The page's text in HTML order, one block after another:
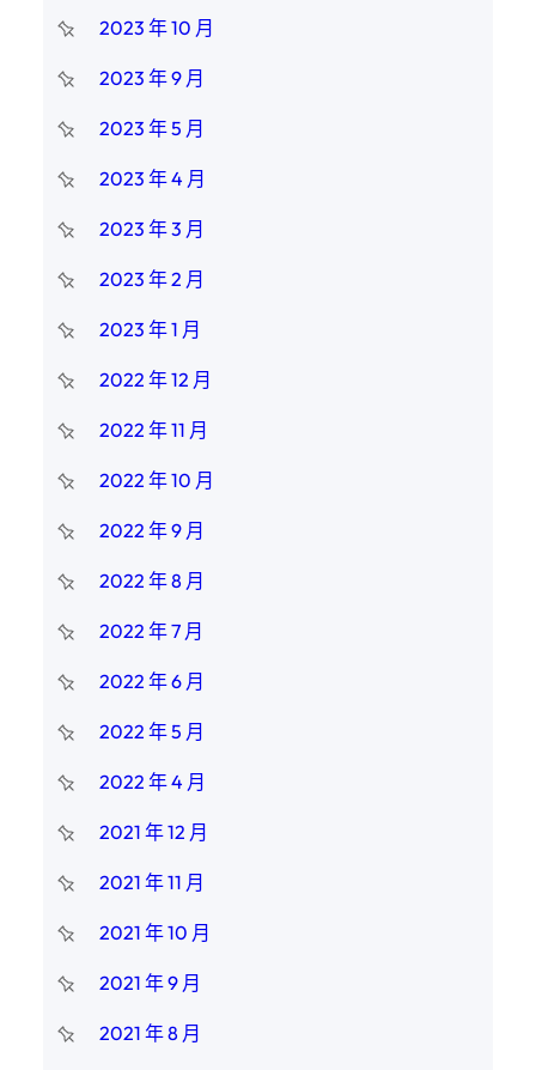
2023 年 10 月
2023 年 9 月
2023 年 5 月
2023 年 4 月
2023 年 3 月
2023 年 2 月
2023 年 1 月
2022 年 12 月
2022 年 11 月
2022 年 10 月
2022 年 9 月
2022 年 8 月
2022 年 7 月
2022 年 6 月
2022 年 5 月
2022 年 4 月
2021 年 12 月
2021 年 11 月
2021 年 10 月
2021 年 9 月
2021 年 8 月